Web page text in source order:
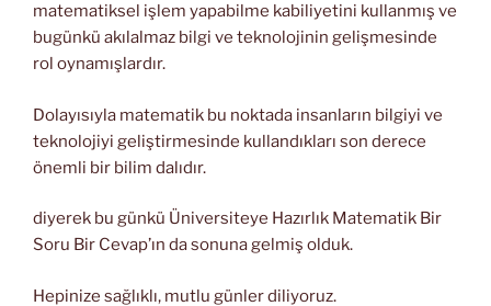
matematiksel işlem yapabilme kabiliyetini kullanmış ve
bugünkü akılalmaz bilgi ve teknolojinin gelişmesinde
rol oynamışlardır.
Dolayısıyla matematik bu noktada insanların bilgiyi ve
teknolojiyi geliştirmesinde kullandıkları son derece
önemli bir bilim dalıdır.
diyerek bu günkü Üniversiteye Hazırlık Matematik Bir
Soru Bir Cevap’ın da sonuna gelmiş olduk.
Hepinize sağlıklı, mutlu günler diliyoruz.